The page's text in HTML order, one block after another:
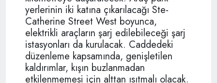
yerlerinin iki katına çıkarılacağı Ste-
Catherine Street West boyunca,
elektrikli araçların şarj edilebileceği şarj
istasyonları da kurulacak. Caddedeki
düzenleme kapsamında, genişletilen
kaldırımlar, kışın buzlanmadan
etkilenmemesi için alttan ısıtmalı olacak.